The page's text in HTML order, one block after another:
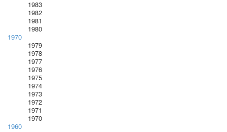
1983
1982
1981
1980
1970
1979
1978
1977
1976
1975
1974
1973
1972
1971
1970
1960